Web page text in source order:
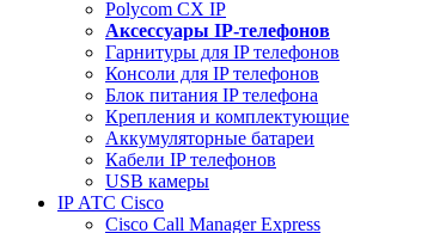
Polycom CX IP
Аксессуары IP-телефонов
Гарнитуры для IP телефонов
Консоли для IP телефонов
Блок питания IP телефона
Крепления и комплектующие
Аккумуляторные батареи
Кабели IP телефонов
USB камеры
IP АТС Cisco
Cisco Call Manager Express